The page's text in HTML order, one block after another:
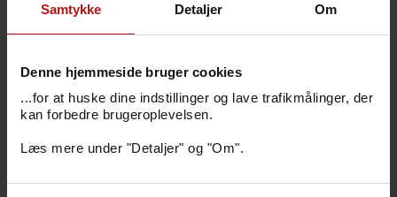
Samtykke Detaljer Om
Denne hjemmeside bruger cookies
...for at huske dine indstillinger og lave trafikmålinger, der
kan forbedre brugeroplevelsen.
Læs mere under "Detaljer" og "Om".
Prøvemateriale, tidspunkt og evt.
prøvetagning
Rekvirering
Svar